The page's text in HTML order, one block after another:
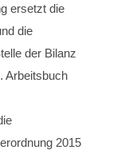
ersetzt die
die
der Bilanz
Arbeitsbuch
2015